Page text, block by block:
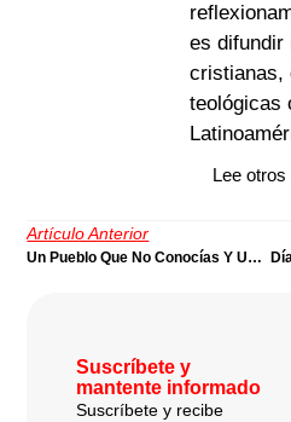
es difundir
cristianas,
teológicas
Lee
Artículo Anterior
Un Pueblo Que No Conocías Y Un Dios Bajo Cuyas Alas Te Has Refugiado
Suscríbete y
mantente informado
Suscríbete y recibe